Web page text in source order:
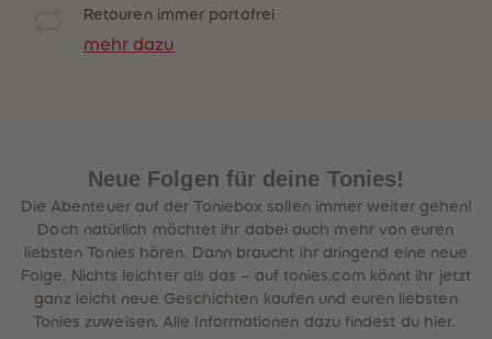
Retouren immer portofrei
mehr dazu
Neue Folgen für deine Tonies!
Die Abenteuer auf der Toniebox sollen immer weiter gehen!
Doch natürlich möchtet ihr dabei auch mehr von euren
liebsten Tonies hören. Dann braucht ihr dringend eine neue
Folge. Nichts leichter als das – auf tonies.com könnt ihr jetzt
ganz leicht neue Geschichten kaufen und euren liebsten
Tonies zuweisen. Alle Informationen dazu findest du hier.